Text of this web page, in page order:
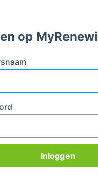
op MyRenewi